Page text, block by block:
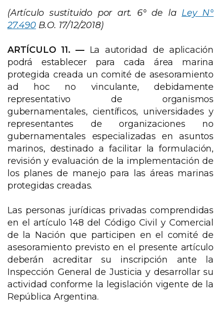
(Artículo sustituido por art. 6° de la Ley N°
27.490 B.O. 17/12/2018)
ARTÍCULO 11. —La autoridad de aplicación
podrá establecer para cada área marina
protegida creada un comité de asesoramiento
ad hoc no vinculante, debidamente
representativo de organismos
gubernamentales, científicos, universidades y
representantes de organizaciones no
gubernamentales especializadas en asuntos
marinos, destinado a facilitar la formulación,
revisión y evaluación de la implementación de
los planes de manejo para las áreas marinas
protegidas creadas.
Las personas jurídicas privadas comprendidas
en el artículo 148 del Código Civil y Comercial
de la Nación que participen en el comité de
asesoramiento previsto en el presente artículo
deberán acreditar su inscripción ante la
Inspección General de Justicia y desarrollar su
actividad conforme la legislación vigente de la
República Argentina.